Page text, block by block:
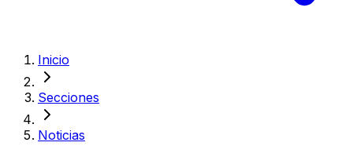
Inicio
Secciones
Noticias